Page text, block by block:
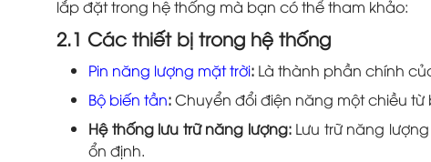
lắp đặt trong hệ thống mà bạn có thể tham khảo:
2.1 Các thiết bị trong hệ thống
Pin năng lượng mặt trời: Là thành phần chính
Bộ biến tần:Chuyển đổi điện năng một chiều
Hệ thống lưu trữ năng lượng:Lưu trữ năng
ổn định.